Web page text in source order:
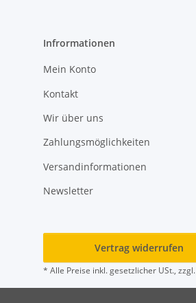
Infrormationen
Mein Konto
Kontakt
Wir über uns
Zahlungsmöglichkeiten
Versandinformationen
Newsletter
Vertrag widerrufen
* Alle Preise inkl. gesetzlicher USt., zzgl.